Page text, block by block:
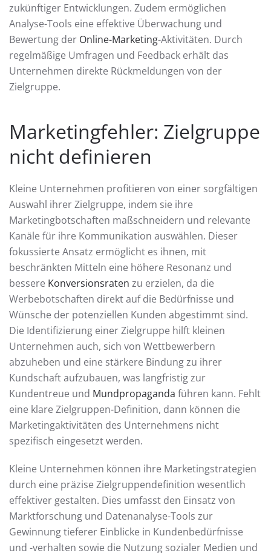
zukünftiger Entwicklungen. Zudem ermöglichen
Analyse-Tools eine effektive Überwachung und
Bewertung der Online-Marketing-Aktivitäten. Durch
regelmäßige Umfragen und Feedback erhält das
Unternehmen direkte Rückmeldungen von der
Zielgruppe.
Marketingfehler: Zielgruppe
nicht definieren
Kleine Unternehmen profitieren von einer sorgfältigen
Auswahl ihrer Zielgruppe, indem sie ihre
Marketingbotschaften maßschneidern und relevante
Kanäle für ihre Kommunikation auswählen. Dieser
fokussierte Ansatz ermöglicht es ihnen, mit
beschränkten Mitteln eine höhere Resonanz und
bessere Konversionsraten zu erzielen, da die
Werbebotschaften direkt auf die Bedürfnisse und
Wünsche der potenziellen Kunden abgestimmt sind.
Die Identifizierung einer Zielgruppe hilft kleinen
Unternehmen auch, sich von Wettbewerbern
abzuheben und eine stärkere Bindung zu ihrer
Kundschaft aufzubauen, was langfristig zur
Kundentreue und Mundpropaganda führen kann. Fehlt
eine klare Zielgruppen-Definition, dann können die
Marketingaktivitäten des Unternehmens nicht
spezifisch eingesetzt werden.
Kleine Unternehmen können ihre Marketingstrategien
durch eine präzise Zielgruppendefinition wesentlich
effektiver gestalten. Dies umfasst den Einsatz von
Marktforschung und Datenanalyse-Tools zur
Gewinnung tieferer Einblicke in Kundenbedürfnisse
und -verhalten sowie die Nutzung sozialer Medien und